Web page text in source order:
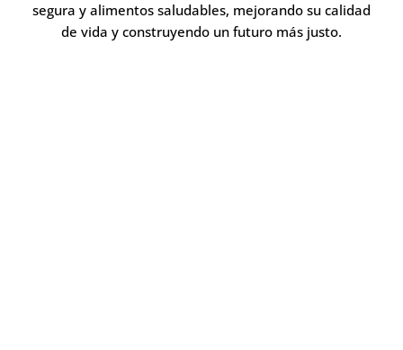
segura y alimentos saludables, mejorando su calidad
de vida y construyendo un futuro más justo.